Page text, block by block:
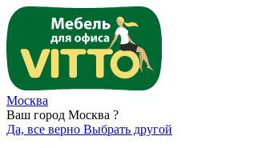
Москва
Ваш город Москва ?
Да, все верно Выбрать другой